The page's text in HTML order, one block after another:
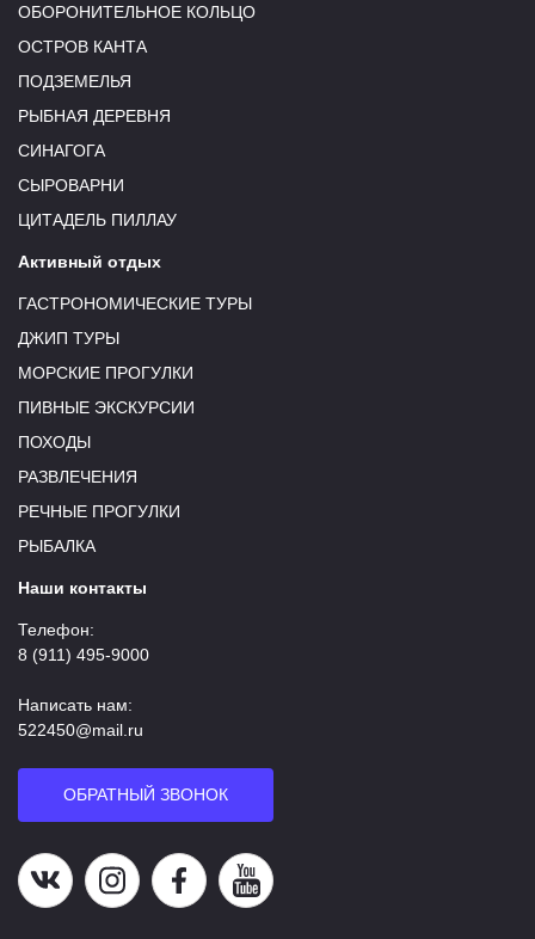
ОБОРОНИТЕЛЬНОЕ КОЛЬЦО
ОСТРОВ КАНТА
ПОДЗЕМЕЛЬЯ
РЫБНАЯ ДЕРЕВНЯ
СИНАГОГА
СЫРОВАРНИ
ЦИТАДЕЛЬ ПИЛЛАУ
Активный отдых
ГАСТРОНОМИЧЕСКИЕ ТУРЫ
ДЖИП ТУРЫ
МОРСКИЕ ПРОГУЛКИ
ПИВНЫЕ ЭКСКУРСИИ
ПОХОДЫ
РАЗВЛЕЧЕНИЯ
РЕЧНЫЕ ПРОГУЛКИ
РЫБАЛКА
Наши контакты
Телефон:
8 (911) 495-9000
Написать нам:
522450@mail.ru
ОБРАТНЫЙ ЗВОНОК
Наша группа в ВКНаша страница в Instagram
Наша группа в Facebook
Наш канал на YouTube